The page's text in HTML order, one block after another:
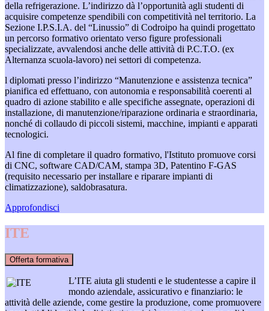
della refrigerazione. L’indirizzo dà l’opportunità agli studenti di
acquisire competenze spendibili con competitività nel territorio. La
Sezione I.P.S.I.A. del “Linussio” di Codroipo ha quindi progettato
un percorso formativo orientato verso figure professionali
specializzate, avvalendosi anche delle attività di P.C.T.O. (ex
Alternanza scuola-lavoro) nei settori di competenza.
l diplomati presso l’indirizzo “Manutenzione e assistenza tecnica”
pianifica ed effettuano, con autonomia e responsabilità coerenti al
quadro di azione stabilito e alle specifiche assegnate, operazioni di
installazione, di manutenzione/riparazione ordinaria e straordinaria,
nonché di collaudo di piccoli sistemi, macchine, impianti e apparati
tecnologici.
Al fine di completare il quadro formativo, l'Istituto promuove corsi
di CNC, software CAD/CAM, stampa 3D, Patentino F-GAS
(requisito necessario per installare e riparare impianti di
climatizzazione), saldobrasatura.
Approfondisci
ITE
Offerta formativa
L’ITE aiuta gli studenti e le studentesse a capire il
mondo aziendale, assicurativo e finanziario: le
attività delle aziende, come gestire la produzione, come promuovere